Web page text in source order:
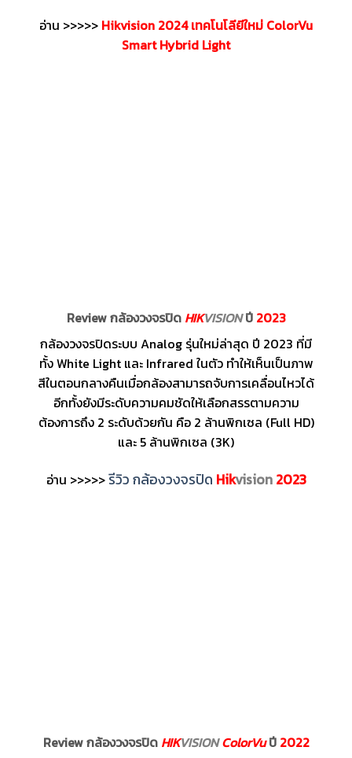
อ่าน >>>>> Hikvision 2024 เทคโนโลียีใหม่ ColorVu
Smart Hybrid Light
Review กล้องวงจรปิด HIKVISIONปี 2023
กล้องวงจรปิดระบบ Analog รุ่นใหม่ล่าสุด ปี 2023 ที่มี
ทั้ง White Light และ Infrared ในตัว ทำให้เห็นเป็นภาพ
สีในตอนกลางคืนเมื่อกล้องสามารถจับการเคลื่อนไหวได้
อีกทั้งยังมีระดับความคมชัดให้เลือกสรรตามความ
ต้องการถึง 2 ระดับด้วยกัน คือ 2 ล้านพิกเซล (Full HD)
และ 5 ล้านพิกเซล (3K)
อ่าน >>>>>รีวิว กล้องวงจรปิด Hikvision 2023
Review กล้องวงจรปิด HIKVISIONColorVuปี 2022